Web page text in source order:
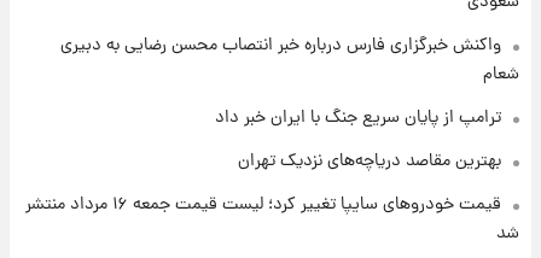
واکنش خبرگزاری فارس درباره خبر انتصاب محسن رضایی به دبیری
شعام
ترامپ از پایان سریع جنگ با ایران خبر داد
بهترین مقاصد دریاچه‌های نزدیک تهران
قیمت خودروهای سایپا تغییر کرد؛ لیست قیمت جمعه ۱۶ مرداد منتشر
شد